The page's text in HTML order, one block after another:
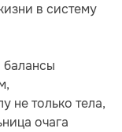
в систему
балансы
не только тела,
очага